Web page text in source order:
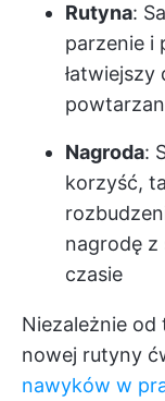
Rutyna:
parzenie i
Nagroda:
korzyść,
nagrodę z
czasie
Niezależnie
nowej rutyny
nawyków w